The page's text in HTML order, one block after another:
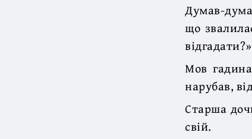
Думав-
що
відгадати?»
Мов
нарубав,
Старша
свій.